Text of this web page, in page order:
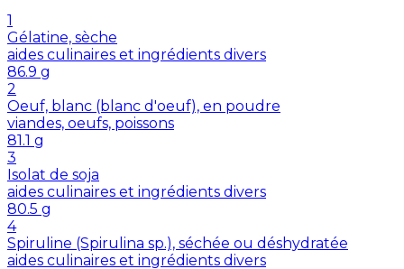
1
Gélatine, sèche
aides culinaires et ingrédients divers
86.9 g
2
Oeuf, blanc (blanc d'oeuf), en poudre
viandes, oeufs, poissons
81.1 g
3
Isolat de soja
aides culinaires et ingrédients divers
80.5 g
4
Spiruline (Spirulina sp.), séchée ou déshydratée
aides culinaires et ingrédients divers